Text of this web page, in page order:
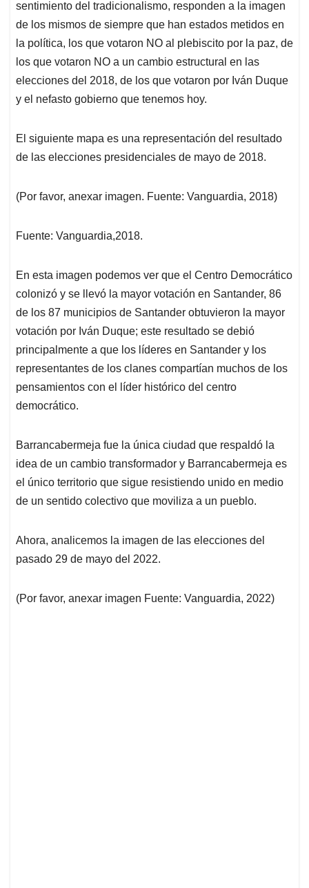
sentimiento del tradicionalismo, responden a la imagen
de los mismos de siempre que han estados metidos en
la política, los que votaron NO al plebiscito por la paz, de
los que votaron NO a un cambio estructural en las
elecciones del 2018, de los que votaron por Iván Duque
y el nefasto gobierno que tenemos hoy.
El siguiente mapa es una representación del resultado
de las elecciones presidenciales de mayo de 2018.
(Por favor, anexar imagen. Fuente: Vanguardia, 2018)
Fuente: Vanguardia,2018.
En esta imagen podemos ver que el Centro Democrático
colonizó y se llevó la mayor votación en Santander, 86
de los 87 municipios de Santander obtuvieron la mayor
votación por Iván Duque; este resultado se debió
principalmente a que los líderes en Santander y los
representantes de los clanes compartían muchos de los
pensamientos con el líder histórico del centro
democrático.
Barrancabermeja fue la única ciudad que respaldó la
idea de un cambio transformador y Barrancabermeja es
el único territorio que sigue resistiendo unido en medio
de un sentido colectivo que moviliza a un pueblo.
Ahora, analicemos la imagen de las elecciones del
pasado 29 de mayo del 2022.
(Por favor, anexar imagen Fuente: Vanguardia, 2022)